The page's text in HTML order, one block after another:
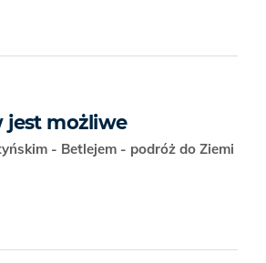
jest możliwe
- Betlejem - podróż do Ziemi